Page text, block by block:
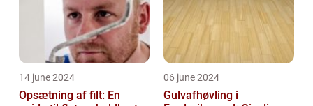
14 june 2024
Opsætning af filt: En
06 june 2024
Gulvafhøvling i